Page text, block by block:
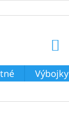
Výbojky